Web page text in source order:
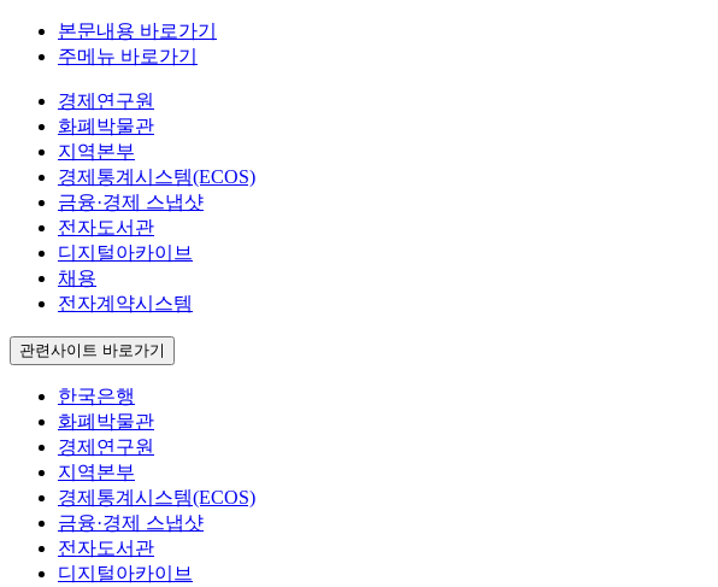
본문내용 바로가기
주메뉴 바로가기
경제연구원
화폐박물관
지역본부
경제통계시스템(ECOS)
금융·경제 스냅샷
전자도서관
디지털아카이브
채용
전자계약시스템
관련사이트 바로가기
한국은행
화폐박물관
경제연구원
지역본부
경제통계시스템(ECOS)
금융·경제 스냅샷
전자도서관
디지털아카이브